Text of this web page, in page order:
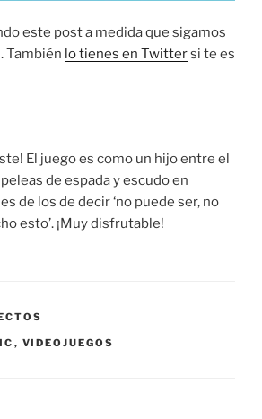
este post a medida que sigamos
También lo tienes en Twittersi te es
El juego es como un hijo entre el
de espada y escudo en
de los de decir ‘no puede ser, no
esto’. ¡Muy disfrutable!
, VIDEOJUEGOS